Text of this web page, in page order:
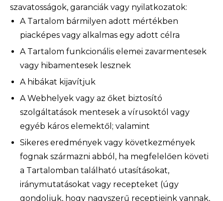
szavatosságok, garanciák vagy nyilatkozatok:
A Tartalom bármilyen adott mértékben
piacképes vagy alkalmas egy adott célra
A Tartalom funkcionális elemei zavarmentesek
vagy hibamentesek lesznek
A hibákat kijavítjuk
A Webhelyek vagy az őket biztosító
szolgáltatások mentesek a vírusoktól vagy
egyéb káros elemektől; valamint
Sikeres eredmények vagy következmények
fognak származni abból, ha megfelelően követi
a Tartalomban található utasításokat,
iránymutatásokat vagy recepteket (úgy
gondoljuk, hogy nagyszerű receptjeink vannak,